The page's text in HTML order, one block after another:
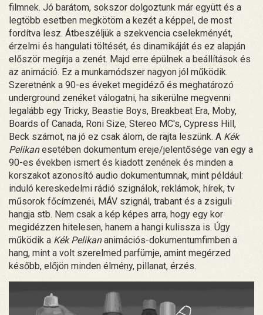
filmnek. Jó barátom, sokszor dolgoztunk már együtt és a
legtöbb esetben megkötöm a kezét a képpel, de most
fordítva lesz. Átbeszéljük a szekvencia cselekményét,
érzelmi és hangulati töltését, és dinamikáját és ez alapján
először megírja a zenét. Majd erre épülnek a beállítások és
az animáció. Ez a munkamódszer nagyon jól működik.
Szeretnénk a 90-es éveket megidéző és meghatározó
underground zenéket válogatni, ha sikerülne megvenni
legalább egy Tricky, Beastie Boys, Breakbeat Era, Moby,
Boards of Canada, Roni Size, Stereo MC's, Cypress Hill,
Beck számot, na jó ez csak álom, de rajta leszünk. A Kék
Pelikanesetében dokumentum ereje/jelentősége van egy a
90-es években ismert és kiadott zenének és minden a
korszakot azonosító audio dokumentumnak, mint például:
induló kereskedelmi rádió szignálok, reklámok, hírek, tv
műsorok főcímzenéi, MÁV szignál, trabant és a zsiguli
hangja stb. Nem csak a kép képes arra, hogy egy kor
megidézzen hitelesen, hanem a hangi kulissza is. Úgy
működik a Kék Pelikananimációs-dokumentumfimben a
hang, mint a volt szerelmed parfümje, amint megérzed
később, előjön minden élmény, pillanat, érzés.